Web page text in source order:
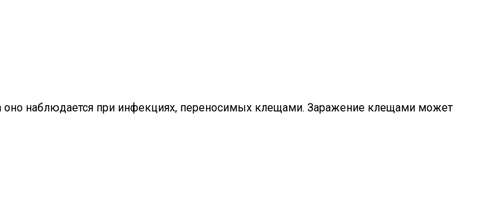
наблюдается при инфекциях, переносимых клещами. Заражение клещами может